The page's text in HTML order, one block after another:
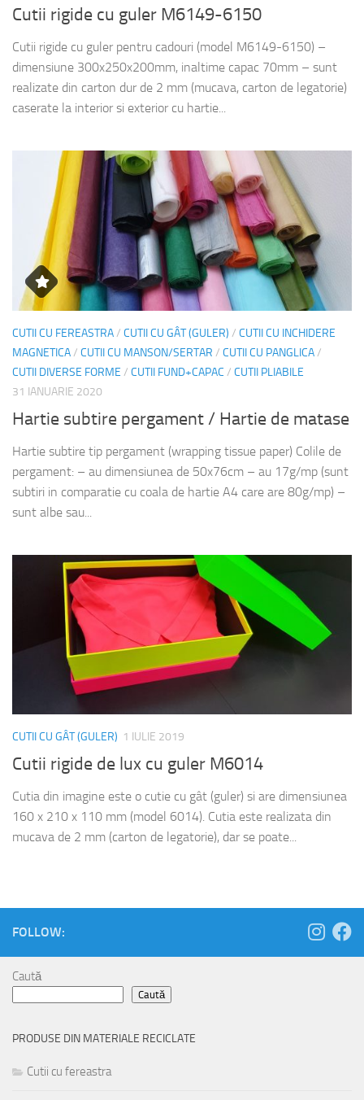
Cutii rigide cu guler M6149-6150
Cutii rigide cu guler pentru cadouri (model M6149-6150) –
dimensiune 300x250x200mm, inaltime capac 70mm – sunt
realizate din carton dur de 2 mm (mucava, carton de legatorie)
caserate la interior si exterior cu hartie...
CUTII CU FEREASTRA/ CUTII CU GÂT (GULER) / CUTII CU INCHIDERE
MAGNETICA/ CUTII CU MANSON/SERTAR / CUTII CU PANGLICA/
CUTII DIVERSE FORME / CUTII FUND+CAPAC / CUTII PLIABILE
31 IANUARIE 2020
Hartie subtire pergament / Hartie de matase
Hartie subtire tip pergament (wrapping tissue paper) Colile de
pergament: – au dimensiunea de 50x76cm – au 17g/mp (sunt
subtiri in comparatie cu coala de hartie A4 care are 80g/mp) –
sunt albe sau...
CUTII CU GÂT (GULER) 1 IULIE 2019
Cutii rigide de lux cu guler M6014
Cutia din imagine este o cutie cu gât (guler) si are dimensiunea
160 x 210 x 110 mm (model 6014). Cutia este realizata din
mucava de 2 mm (carton de legatorie), dar se poate...
FOLLOW:
Caută
Caută
PRODUSE DIN MATERIALE RECICLATE
Cutii cu fereastra